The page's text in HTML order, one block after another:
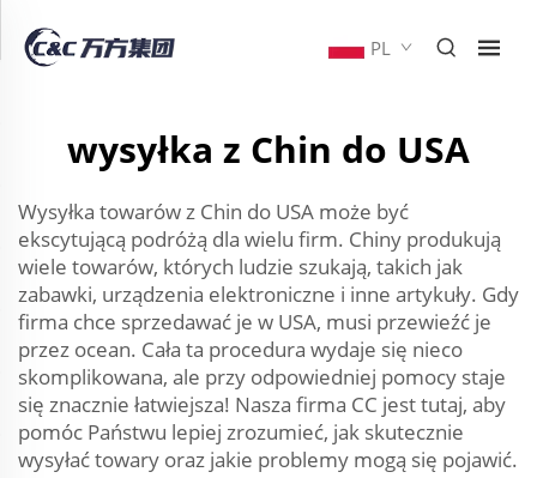
PL
wysyłka z Chin do USA
Wysyłka towarów z Chin do USA może być
ekscytującą podróżą dla wielu firm. Chiny produkują
wiele towarów, których ludzie szukają, takich jak
zabawki, urządzenia elektroniczne i inne artykuły. Gdy
firma chce sprzedawać je w USA, musi przewieźć je
przez ocean. Cała ta procedura wydaje się nieco
skomplikowana, ale przy odpowiedniej pomocy staje
się znacznie łatwiejsza! Nasza firma CC jest tutaj, aby
pomóc Państwu lepiej zrozumieć, jak skutecznie
wysyłać towary oraz jakie problemy mogą się pojawić.